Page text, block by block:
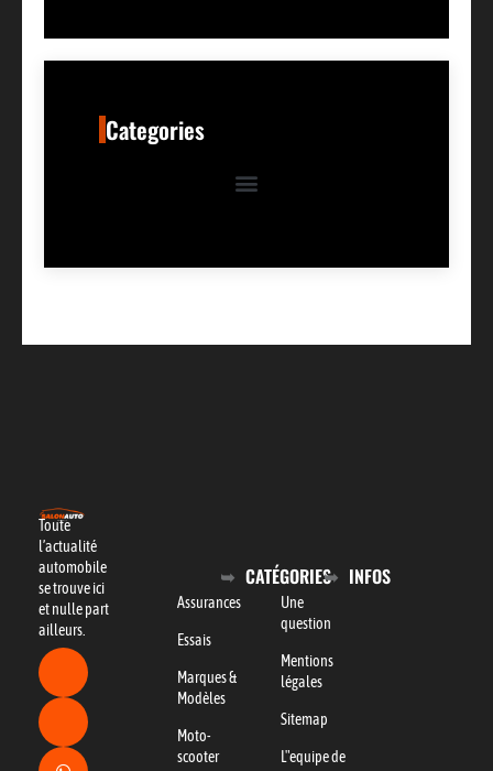
Categories
Toute
l’actualité
automobile
se trouve ici
et nulle part
ailleurs.
CATÉGORIES
Assurances
Essais
Marques &
Modèles
Moto-
scooter
INFOS
Une
question
Mentions
légales
Sitemap
L"equipe de